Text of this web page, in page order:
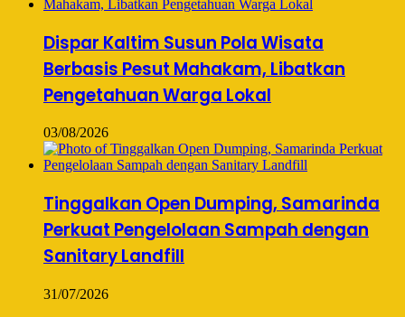
Dispar Kaltim Susun Pola Wisata
Berbasis Pesut Mahakam, Libatkan
Pengetahuan Warga Lokal
03/08/2026
Tinggalkan Open Dumping, Samarinda
Perkuat Pengelolaan Sampah dengan
Sanitary Landfill
31/07/2026